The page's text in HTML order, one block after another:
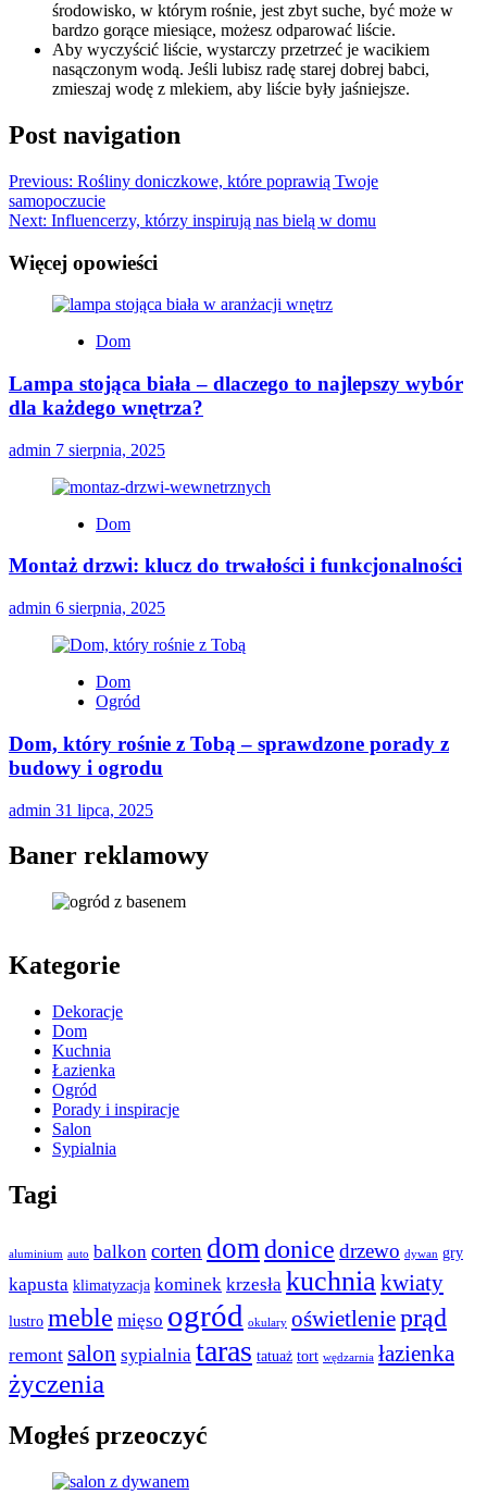
środowisko, w którym rośnie, jest zbyt suche, być może w
bardzo gorące miesiące, możesz odparować liście.
Aby wyczyścić liście, wystarczy przetrzeć je wacikiem
nasączonym wodą. Jeśli lubisz radę starej dobrej babci,
zmieszaj wodę z mlekiem, aby liście były jaśniejsze.
Post navigation
Previous: Rośliny doniczkowe, które poprawią Twoje
samopoczucie
Next: Influencerzy, którzy inspirują nas bielą w domu
Więcej opowieści
Dom
Lampa stojąca biała – dlaczego to najlepszy wybór
dla każdego wnętrza?
admin 7 sierpnia, 2025
Dom
Montaż drzwi: klucz do trwałości i funkcjonalności
admin 6 sierpnia, 2025
Dom
Ogród
Dom, który rośnie z Tobą – sprawdzone porady z
budowy i ogrodu
admin 31 lipca, 2025
Baner reklamowy
Kategorie
Dekoracje
Dom
Kuchnia
Łazienka
Ogród
Porady i inspiracje
Salon
Sypialnia
Tagi
aluminium auto balkon corten dom donice drzewo dywan gry
kapusta klimatyzacja kominek krzesła kuchniakwiaty
lustro meble mięso ogród okulary oświetlenieprąd
remont salon sypialnia taras tatuaż tort wędzarnia łazienka
życzenia
Mogłeś przeoczyć